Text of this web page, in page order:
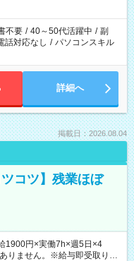
不要 / 40～50代活躍中 / 副
話対応なし / パソコンスキル
詳細へ
掲載日：2026.08.04
コツ】残業ほぼ
円×実働7h×週5日×4
りません。※給与即受取りサ